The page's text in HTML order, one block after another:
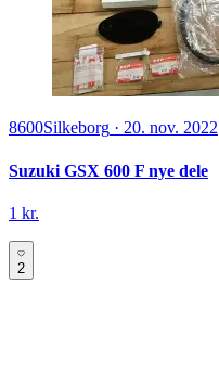
8600Silkeborg · 20. nov. 2022
Suzuki GSX 600 F nye dele
1 kr.
2